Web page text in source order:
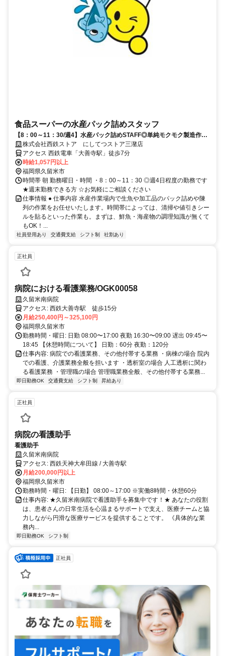
食品スーパーの水産パック詰めスタッフ
【8：00～11：30/週4】水産パック詰めSTAFF◎単純モクモク製造作
業！髪色自由♪
株式会社西鉄ストア にしてつストア三潴店
アクセス 西鉄電車「大善寺駅」徒歩7分
時給1,057円以上
福岡県久留米市
時間帯 朝 勤務曜日・時間 ・8：00～11：30 ◎週4日程度の勤務です
★週末勤務できる方 ☆お気軽にご相談ください
仕事情報 ● 仕事内容 水産作業場内で生魚や加工品のパック詰めや陳
列の作業をお任せいたします。時間帯によっては、清掃や値引きシー
ルを貼るといった作業も。まずは、鮮魚・海産物の調理知識が無くて
もOK！...
社員登用あり 交通費支給 シフト制 社割あり
正社員
病院における看護業務/OGK00058
久留米南病院
アクセス: 西鉄大善寺駅 徒歩15分
月給250,400円～325,100円
福岡県久留米市
勤務時間・曜日: 日勤 08:00〜17:00 夜勤 16:30〜09:00 遅出 09:45〜
18:45 【休憩時間について】 日勤：60分 夜勤：120分
仕事内容: 病院での看護業務、その他付帯する業務 ・病棟の場合 院内
での看護、介護業務全般を担います ・透析室の場合 人工透析に関わ
る看護業務 ・管理職の場合 管理職業務全般、その他付帯する業務...
即日勤務OK 交通費支給 シフト制 昇給あり
正社員
病院の看護助手
看護助手
久留米南病院
アクセス: 西鉄天神大牟田線 / 大善寺駅
月給200,000円以上
福岡県久留米市
勤務時間・曜日: 【日勤】 08:00～17:00 ※実働8時間・休憩60分
仕事内容: ★久留米南病院で看護助手を募集中です！★ あなたの役割
は、患者さんの日常生活を心温まるサポートで支え、医療チームと協
力しながら円滑な医療サービスを提供することです。 《具体的な業
務内...
即日勤務OK シフト制
正社員